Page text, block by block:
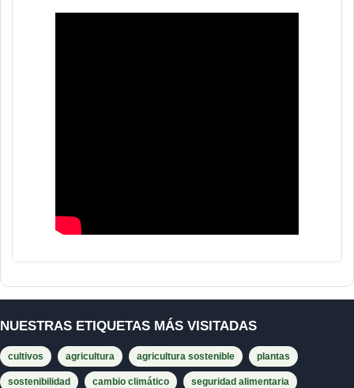
NUESTRAS ETIQUETAS MÁS VISITADAS
cultivos agricultura agricultura sostenible plantas
sostenibilidad cambio climático seguridad alimentaria